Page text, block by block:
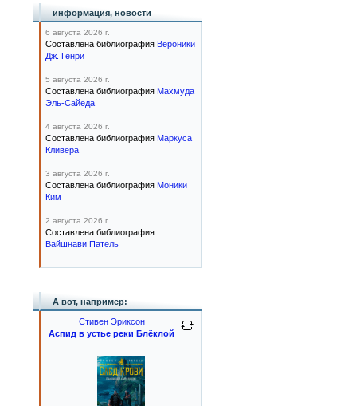
информация, новости
6 августа 2026 г.
Составлена библиография Вероники
Дж. Генри
5 августа 2026 г.
Составлена библиография Махмуда
Эль-Сайеда
4 августа 2026 г.
Составлена библиография Маркуса
Кливера
3 августа 2026 г.
Составлена библиография Моники
Ким
2 августа 2026 г.
Составлена библиография
Вайшнави Патель
А вот, например:
Стивен Эриксон
Аспид в устье реки Блёклой